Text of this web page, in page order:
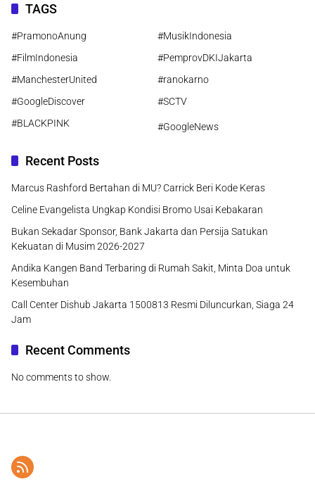
TAGS
#PramonoAnung
#MusikIndonesia
#FilmIndonesia
#PemprovDKIJakarta
#ManchesterUnited
#ranokarno
#GoogleDiscover
#SCTV
#BLACKPINK
#GoogleNews
Recent Posts
Marcus Rashford Bertahan di MU? Carrick Beri Kode Keras
Celine Evangelista Ungkap Kondisi Bromo Usai Kebakaran
Bukan Sekadar Sponsor, Bank Jakarta dan Persija Satukan
Kekuatan di Musim 2026-2027
Andika Kangen Band Terbaring di Rumah Sakit, Minta Doa untuk
Kesembuhan
Call Center Dishub Jakarta 1500813 Resmi Diluncurkan, Siaga 24
Jam
Recent Comments
No comments to show.